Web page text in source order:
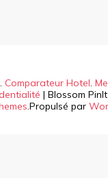
Comparateur Hotel.
| Blossom
.Propulsé par